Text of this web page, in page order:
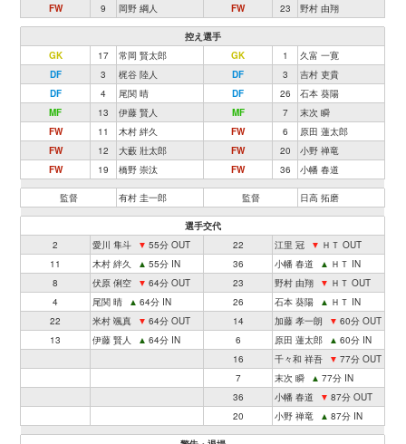
FW
9 岡野 綱人 FW 23 野村 由翔
控え選手
GK
17 常岡 賢太郎 GK 1
久富 一寛
DF
3 梶谷 陸人 DF 3
吉村 吏貴
DF
4 尾関 晴 DF 26
石本 葵陽
MF
13 伊藤 賢人 MF 7
末次 瞬
FW
11 木村 絆久 FW 6
原田 蓮太郎
FW
12 大藪 壯太郎 FW 20
小野 禅竜
FW
19 橋野 崇汰 FW 36 小幡 春道
監督 有村 圭一郎 監督 日高 拓磨
選手交代
2
愛川 隼斗 ▼ 55分 OUT 22 江里 冠 ▼ ＨＴ OUT
11
木村 絆久 ▲ 55分 IN 36 小幡 春道 ▲ ＨＴ IN
8
伏原 俐空 ▼ 64分 OUT 23 野村 由翔 ▼ ＨＴ OUT
4
尾関 晴 ▲ 64分 IN 26 石本 葵陽 ▲ ＨＴ IN
22
米村 颯真 ▼ 64分 OUT 14 加藤 孝一朗 ▼ 60分 OUT
13
伊藤 賢人 ▲ 64分 IN 6 原田 蓮太郎 ▲ 60分 IN
16
千々和 祥吾 ▼ 77分 OUT
7
末次 瞬 ▲ 77分 IN
36
小幡 春道 ▼ 87分 OUT
20
小野 禅竜 ▲ 87分 IN